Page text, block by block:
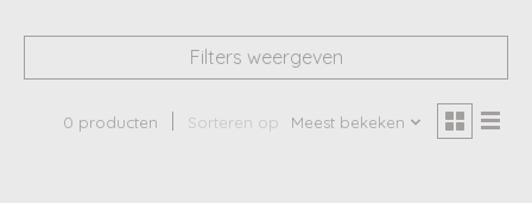
Filters weergeven
0 producten Sorteren op Meest bekeken